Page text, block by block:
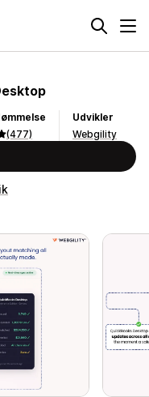
(477)
Udvikler
Webgility